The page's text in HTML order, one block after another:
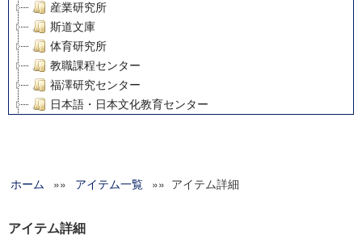
産業研究所
斯道文庫
体育研究所
教職課程センター
福澤研究センター
日本語・日本文化教育センター
グローバルリサーチインスティテュート
科学研究費補助金研究成果報告書
ホーム »» アイテム一覧 »» アイテム詳細
アイテム詳細